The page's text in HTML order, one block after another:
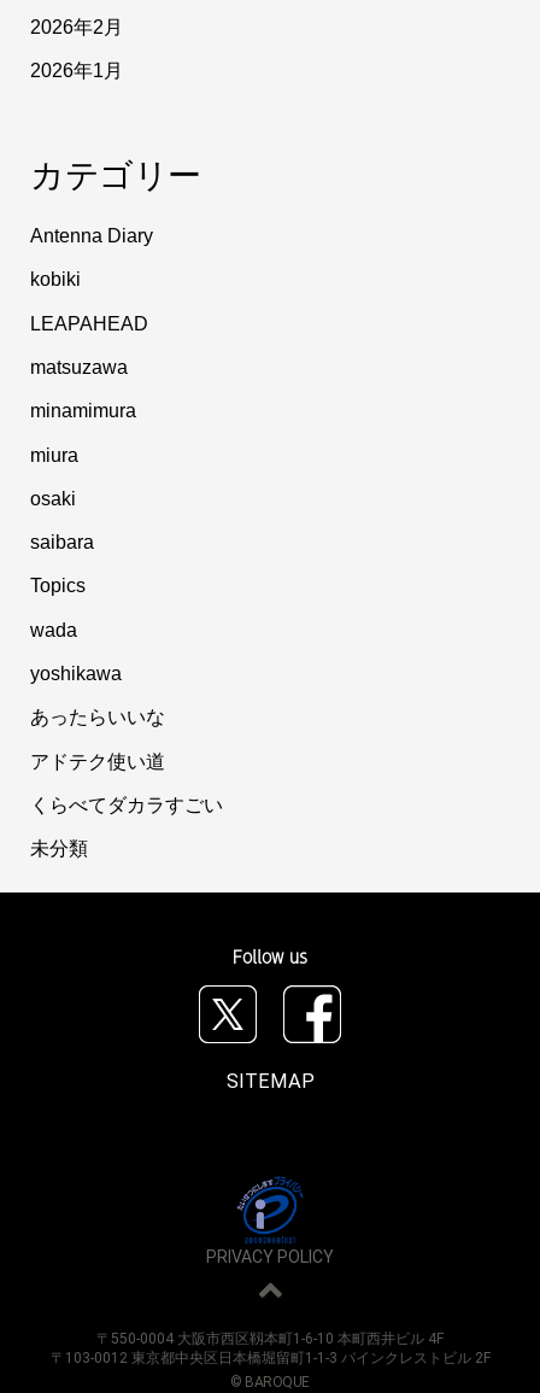
2026年2月
2026年1月
カテゴリー
Antenna Diary
kobiki
LEAPAHEAD
matsuzawa
minamimura
miura
osaki
saibara
Topics
wada
yoshikawa
あったらいいな
アドテク使い道
くらべてダカラすごい
未分類
Follow us
SITEMAP
PRIVACY POLICY
〒550-0004 大阪市西区靱本町1-6-10 本町西井ビル 4F
〒103-0012 東京都中央区日本橋堀留町1-1-3 パインクレストビル 2F
© BAROQUE